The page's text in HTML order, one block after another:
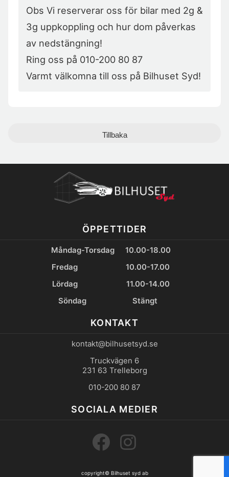
Obs Vi reserverar oss för bilar med 2g &
3g uppkoppling och hur dom påverkas
av nedstängning!
Ring oss på 010-200 80 87
Varmt välkomna till oss på Bilhuset Syd!
Tillbaka
ÖPPETTIDER
Måndag-Torsdag
10.00-18.00
Fredag
10.00-17.00
Lördag
11.00-14.00
Söndag
Stängt
KONTAKT
kontakt@bilhusetsyd.se
Truckvägen 6
231 63 Trelleborg
010-200 80 87
SOCIALA MEDIER
copyright© Bilhuset syd ab